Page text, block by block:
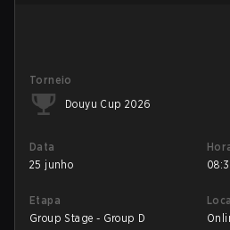
Torneio
Douyu Cup 2026
Data
25 junho
Etapa
Group Stage - Group D